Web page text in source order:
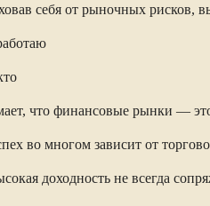
себя от рыночных рисков,
что финансовые рынки —
во многом зависит от
доходность не всегда